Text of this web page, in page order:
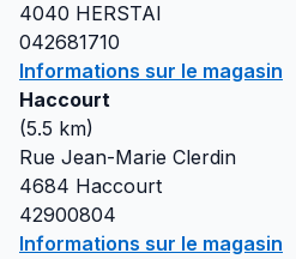
4040 HERSTAl
042681710
Informations sur le magasin
Haccourt
(5.5 km)
Rue Jean-Marie Clerdin
4684 Haccourt
42900804
Informations sur le magasin